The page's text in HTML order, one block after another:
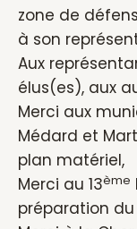
zone de
à son
Aux
élus(es), aux
Merci aux
Médard et
plan matériel,
Merci au 13ème
préparation du